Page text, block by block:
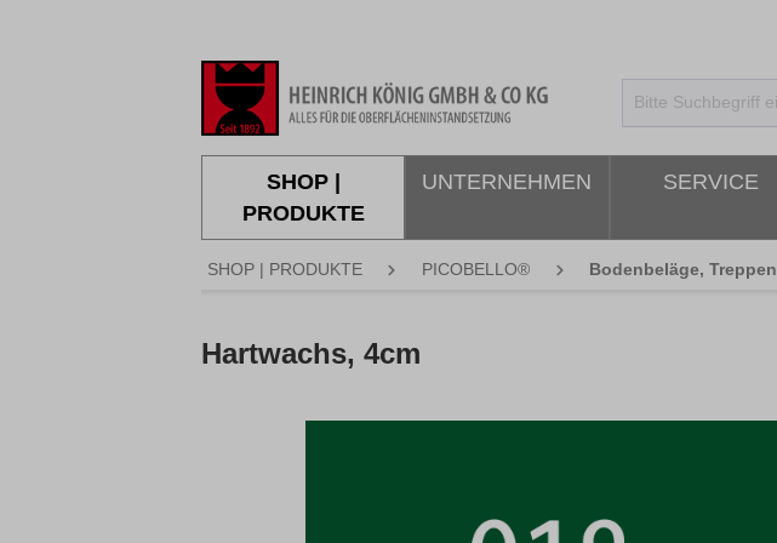
SHOP |
PRODUKTE
UNTERNEHMEN SERVICE
SHOP | PRODUKTE PICOBELLO® Bodenbeläge, Treppen
Hartwachs, 4cm